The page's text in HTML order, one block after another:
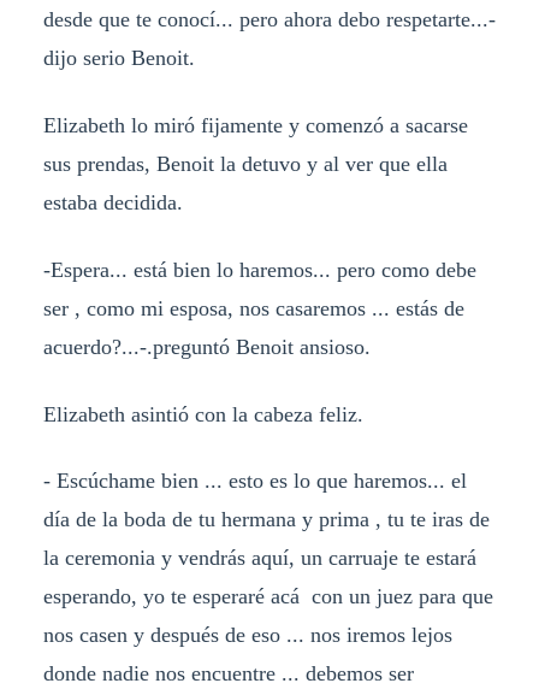
desde que te conocí... pero ahora debo respetarte...-
dijo serio Benoit.
Elizabeth lo miró fijamente y comenzó a sacarse
sus prendas, Benoit la detuvo y al ver que ella
estaba decidida.
-Espera... está bien lo haremos... pero como debe
ser , como mi esposa, nos casaremos ... estás de
acuerdo?...-.preguntó Benoit ansioso.
Elizabeth asintió con la cabeza feliz.
- Escúchame bien ... esto es lo que haremos... el
día de la boda de tu hermana y prima , tu te iras de
la ceremonia y vendrás aquí, un carruaje te estará
esperando, yo te esperaré acá con un juez para que
nos casen y después de eso ... nos iremos lejos
donde nadie nos encuentre ... debemos ser